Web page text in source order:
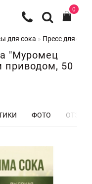
0
для сока Пресс для
"Муромец
приводом, 50
ФОТО